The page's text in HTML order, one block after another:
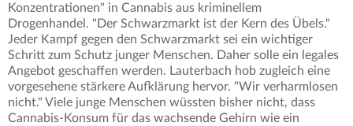
Konzentrationen" in Cannabis aus kriminellem
Drogenhandel. "Der Schwarzmarkt ist der Kern des Übels."
Jeder Kampf gegen den Schwarzmarkt sei ein wichtiger
Schritt zum Schutz junger Menschen. Daher solle ein legales
Angebot geschaffen werden. Lauterbach hob zugleich eine
vorgesehene stärkere Aufklärung hervor. "Wir verharmlosen
nicht." Viele junge Menschen wüssten bisher nicht, dass
Cannabis-Konsum für das wachsende Gehirn wie ein